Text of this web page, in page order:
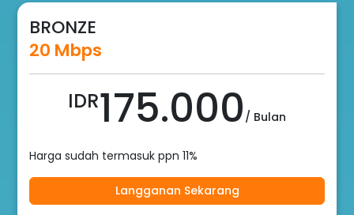
BRONZE
20 Mbps
IDR175.000 / Bulan
Harga sudah termasuk ppn 11%
Langganan Sekarang